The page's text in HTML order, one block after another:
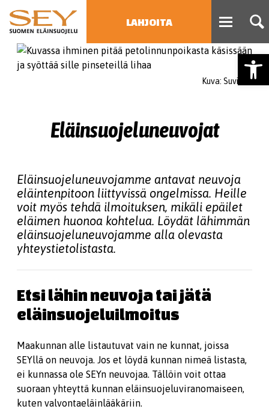
LAHJOITA
Kuva: Suvi Elo
Eläinsuojeluneuvojat
Eläinsuojeluneuvojamme antavat neuvoja
eläintenpitoon liittyvissä ongelmissa. Heille
voit myös tehdä ilmoituksen, mikäli epäilet
eläimen huonoa kohtelua. Löydät lähimmän
eläinsuojeluneuvojamme alla olevasta
yhteystietolistasta.
Etsi lähin neuvoja tai jätä
eläinsuojeluilmoitus
Maakunnan alle listautuvat vain ne kunnat, joissa
SEYllä on neuvoja. Jos et löydä kunnan nimeä listasta,
ei kunnassa ole SEYn neuvojaa. Tällöin voit ottaa
suoraan yhteyttä kunnan eläinsuojeluviranomaiseen,
kuten valvontaeläinlääkäriin.